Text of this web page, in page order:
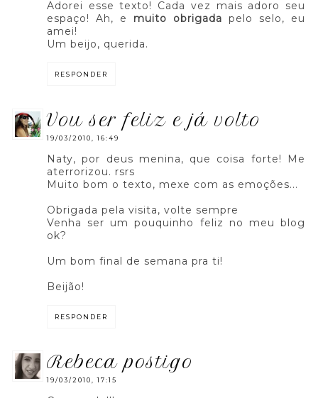
Adorei esse texto! Cada vez mais adoro seu
espaço! Ah, e muito obrigada pelo selo, eu
amei!
Um beijo, querida.
RESPONDER
vou ser feliz e já volto
19/03/2010, 16:49
Naty, por deus menina, que coisa forte! Me
aterrorizou. rsrs
Muito bom o texto, mexe com as emoções...
Obrigada pela visita, volte sempre
Venha ser um pouquinho feliz no meu blog
ok?
Um bom final de semana pra ti!
Beijão!
RESPONDER
rebeca postigo
19/03/2010, 17:15